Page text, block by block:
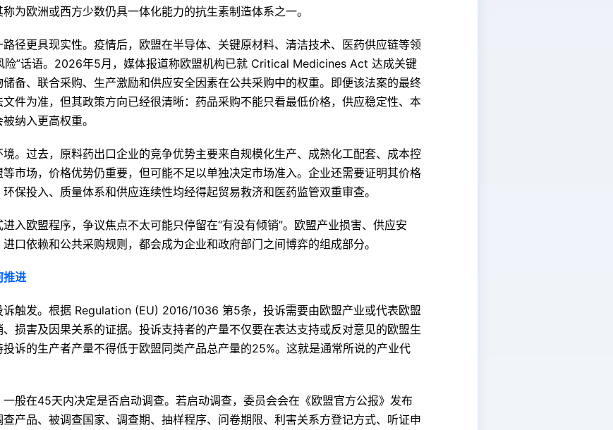
为欧洲或西方少数仍具一体化能力的抗生素制造体系之一。
径更具现实性。疫情后，欧盟在半导体、关键原材料、清洁技术、医药供应链等领
险”话语。2026年5月，媒体报道称欧盟机构已就 Critical Medicines Act 达成关键
备、联合采购、生产激励和供应安全因素在公共采购中的权重。即便该法案的最终
件为准，但其政策方向已经很清晰：药品采购不能只看最低价格，供应稳定性、本
纳入更高权重。
。过去，原料药出口企业的竞争优势主要来自规模化生产、成熟化工配套、成本控
市场，价格优势仍重要，但可能不足以单独决定市场准入。企业还需要证明其价格
保投入、质量体系和供应连续性均经得起贸易救济和医药监管双重审查。
入欧盟程序，争议焦点不太可能只停留在“有没有倾销”。欧盟产业损害、供应安
口依赖和公共采购规则，都会成为企业和政府部门之间博弈的组成部分。
推进
诉触发。根据 Regulation (EU) 2016/1036 第5条，投诉需要由欧盟产业或代表欧盟
损害及因果关系的证据。投诉支持者的产量不仅要在表达支持或反对意见的欧盟生
诉的生产者产量不得低于欧盟同类产品总产量的25%。这就是通常所说的产业代
般在45天内决定是否启动调查。若启动调查，委员会会在《欧盟官方公报》发布
产品、被调查国家、调查期、抽样程序、问卷期限、利害关系方登记方式、听证申